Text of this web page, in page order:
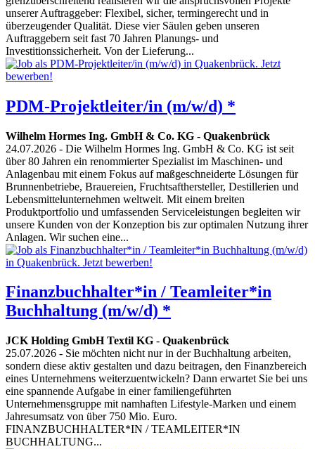
unserer Auftraggeber: Flexibel, sicher, termingerecht und in
überzeugender Qualität. Diese vier Säulen geben unseren
Auftraggebern seit fast 70 Jahren Planungs- und
Investitionssicherheit. Von der Lieferung...
PDM-Projektleiter/in (m/w/d) *
Wilhelm Hormes Ing. GmbH & Co. KG - Quakenbrück
24.07.2026 - Die Wilhelm Hormes Ing. GmbH & Co. KG ist seit
über 80 Jahren ein renommierter Spezialist im Maschinen- und
Anlagenbau mit einem Fokus auf maßgeschneiderte Lösungen für
Brunnenbetriebe, Brauereien, Fruchtsafthersteller, Destillerien und
Lebensmittelunternehmen weltweit. Mit einem breiten
Produktportfolio und umfassenden Serviceleistungen begleiten wir
unsere Kunden von der Konzeption bis zur optimalen Nutzung ihrer
Anlagen. Wir suchen eine...
Finanzbuchhalter*in / Teamleiter*in
Buchhaltung (m/w/d) *
JCK Holding GmbH Textil KG - Quakenbrück
25.07.2026 - Sie möchten nicht nur in der Buchhaltung arbeiten,
sondern diese aktiv gestalten und dazu beitragen, den Finanzbereich
eines Unternehmens weiterzuentwickeln? Dann erwartet Sie bei uns
eine spannende Aufgabe in einer familiengeführten
Unternehmensgruppe mit namhaften Lifestyle-Marken und einem
Jahresumsatz von über 750 Mio. Euro.
FINANZBUCHHALTER*IN / TEAMLEITER*IN
BUCHHALTUNG...